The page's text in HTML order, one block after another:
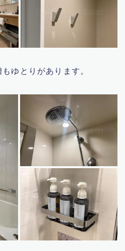
ゆとりがあります。